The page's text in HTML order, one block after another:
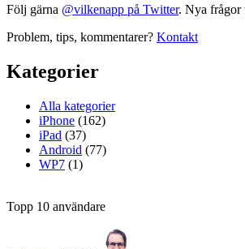
Följ gärna @vilkenapp på Twitter. Nya frågor
Problem, tips, kommentarer? Kontakt
Kategorier
Alla kategorier
iPhone (162)
iPad (37)
Android (77)
WP7 (1)
Topp 10 användare